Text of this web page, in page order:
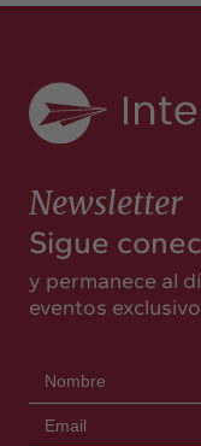
Newsletter
Sigue
y permanece al
eventos